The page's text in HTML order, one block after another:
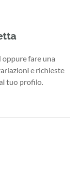
fare una
e richieste
tuo profilo.